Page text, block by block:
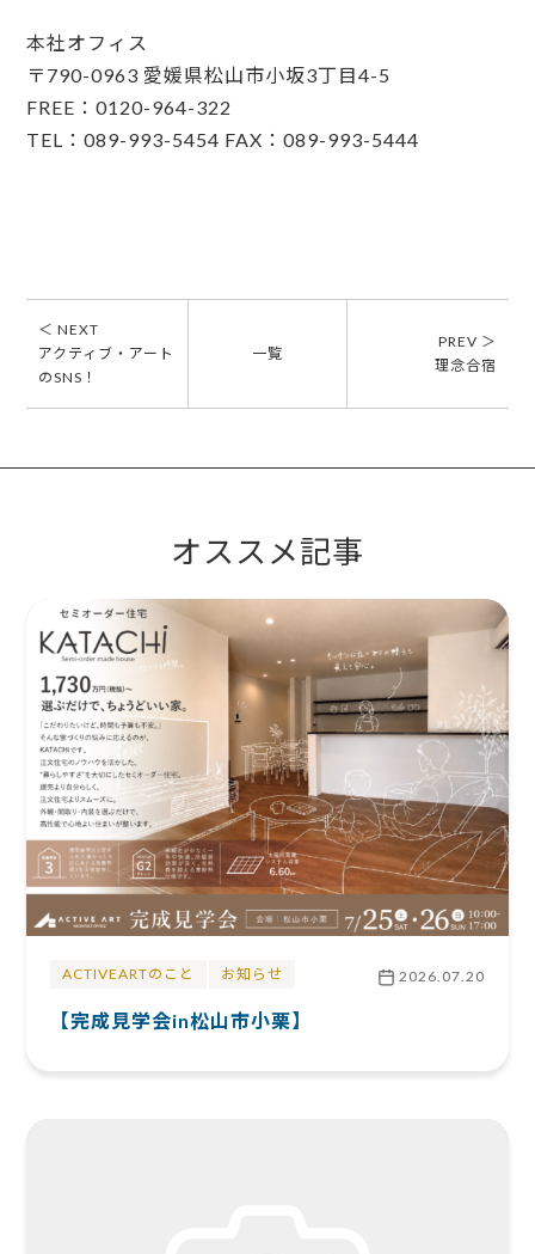
本社オフィス
〒790-0963 愛媛県松山市小坂3丁目4-5
FREE：0120-964-322
TEL：089-993-5454 FAX：089-993-5444
＜ NEXT
アクティブ・アート
のSNS！
一覧
PREV ＞
理念合宿
オススメ記事
ACTIVEARTのこと お知らせ 2026.07.20
【完成見学会in松山市小栗】